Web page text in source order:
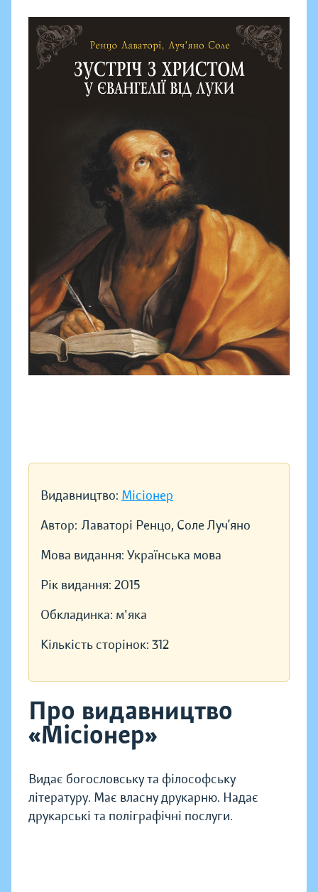
Видавництво: Місіонер
Автор: Лаваторі Ренцо, Соле Луч’яно
Мова видання: Українська мова
Рік видання: 2015
Обкладинка: м'яка
Кількість сторінок: 312
Про видавництво
«Місіонер»
Видає богословську та філософську
літературу. Має власну друкарню. Надає
друкарські та поліграфічні послуги.